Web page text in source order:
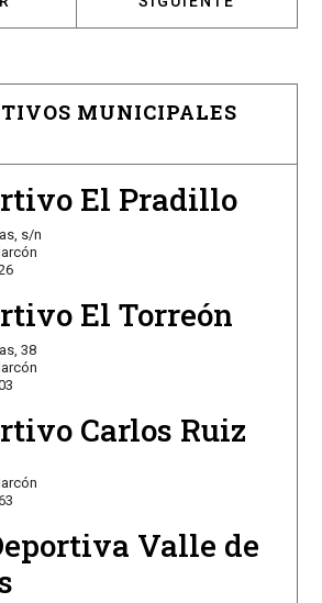
MUNICIPALES
El Pradillo
s/n
El Torreón
38
Carlos Ruiz
Valle de